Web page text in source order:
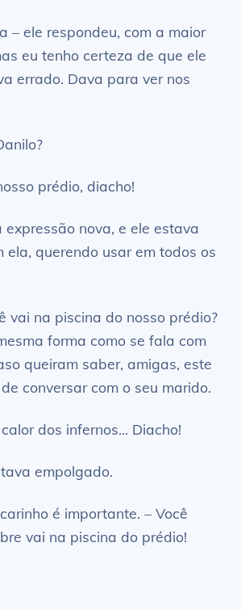
– ele respondeu, com a maior
eu tenho certeza de que ele
errado. Dava para ver nos
prédio, diacho!
expressão nova, e ele estava
ela, querendo usar em todos os
vai na piscina do nosso prédio?
forma como se fala com
queiram saber, amigas, este
conversar com o seu marido.
dos infernos… Diacho!
empolgado.
é importante. – Você
vai na piscina do prédio!